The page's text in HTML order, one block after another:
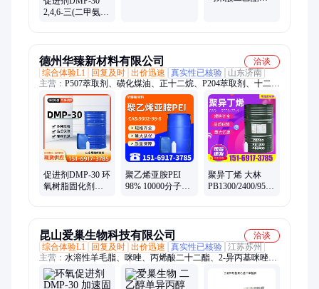
2,4,6-三(二甲氨基
德州华臻新材料有限公司
洽谈
综合体验L1
回复及时 出价迅速 真实性已核验
山东济南
主营： P507萃取剂、磺化煤油、正十二烷、P204萃取剂、十二烷
基苯、氯代十二烷、白油、磷酸铁、抗氧剂、苯甲醇、聚乙烯亚
促进剂DMP-30 环
氧树脂固化剂
聚乙烯亚胺PEI
98% 10000分子量
聚异丁烯 大林
PB1300/2400/950
昆山爱巢生物科技有限公司
洽谈
综合体验L1
回复及时 出价迅速 真实性已核验 江苏苏州
主营： 水溶性羊毛脂、咪唑、丙烯酸二十二酯、2-异丙基咪唑、
2.5-二甲基-2.5-己二醇、2-对氯苄基苯并咪唑、2-庚基苯并咪唑、
4.-4-二氨基二苯砜、七钼酸铵、四钼酸铵、乙酰丙酮氧钒、甲基